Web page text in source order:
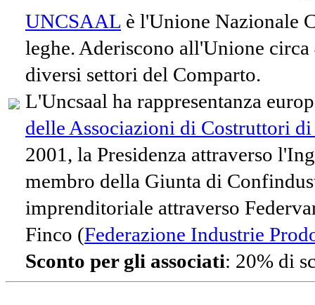
UNCSAAL è l'Unione Nazionale
leghe. Aderiscono all'Unione
diversi settori del Comparto.
L'Uncsaal ha rappresentanza
delle Associazioni di Costruttori
2001, la Presidenza attraverso
membro della Giunta di
imprenditoriale attraverso
Finco (Federazione Industrie
Sconto per gli associati: 20% di